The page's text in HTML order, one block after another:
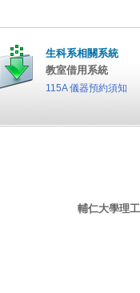
生科系相關系統
教室借用系統
115A 儀器預約須知
輔仁大學理